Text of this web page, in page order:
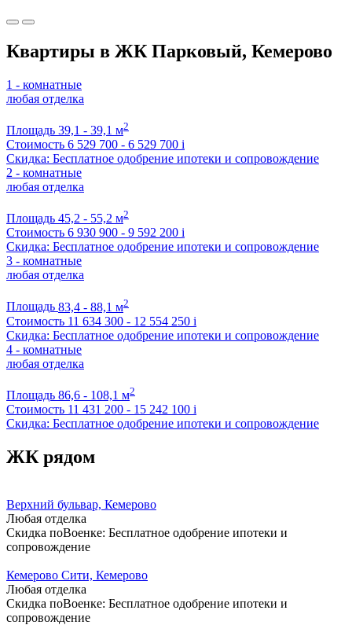
Квартиры в ЖК Парковый, Кемерово
1 - комнатные
любая отделка
Площадь 39,1 - 39,1 м2
Стоимость 6 529 700 - 6 529 700 i
Скидка: Бесплатное одобрение ипотеки и сопровождение
2 - комнатные
любая отделка
Площадь 45,2 - 55,2 м2
Стоимость 6 930 900 - 9 592 200 i
Скидка: Бесплатное одобрение ипотеки и сопровождение
3 - комнатные
любая отделка
Площадь 83,4 - 88,1 м2
Стоимость 11 634 300 - 12 554 250 i
Скидка: Бесплатное одобрение ипотеки и сопровождение
4 - комнатные
любая отделка
Площадь 86,6 - 108,1 м2
Стоимость 11 431 200 - 15 242 100 i
Скидка: Бесплатное одобрение ипотеки и сопровождение
ЖК рядом
Верхний бульвар, Кемерово
Любая отделка
Скидка поВоенке: Бесплатное одобрение ипотеки и
сопровождение
Кемерово Сити, Кемерово
Любая отделка
Скидка поВоенке: Бесплатное одобрение ипотеки и
сопровождение